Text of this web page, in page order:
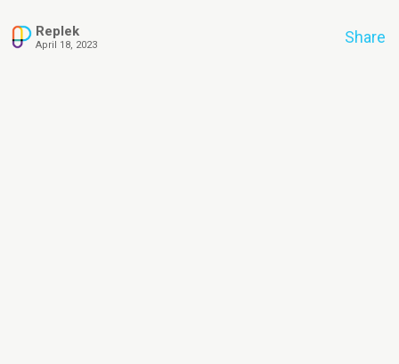
Replek
April 18, 2023 Share